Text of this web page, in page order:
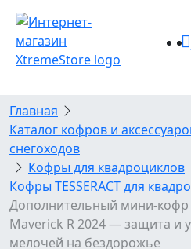
Главная
Каталог кофров и
снегоходов
Кофры для квадроциклов
Кофры TESSERACT для
Дополнительный мини-кофр
Maverick R 2024 — защита и
мелочей на бездорожье